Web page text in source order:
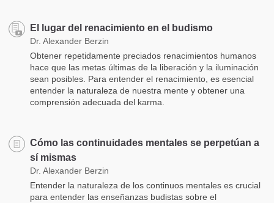
El lugar del renacimiento en el budismo
Dr. Alexander Berzin
Obtener repetidamente preciados renacimientos humanos
hace que las metas últimas de la liberación y la iluminación
sean posibles. Para entender el renacimiento, es esencial
entender la naturaleza de nuestra mente y obtener una
comprensión adecuada del karma.
Cómo las continuidades mentales se perpetúan a
sí mismas
Dr. Alexander Berzin
Entender la naturaleza de los continuos mentales es crucial
para entender las enseñanzas budistas sobre el